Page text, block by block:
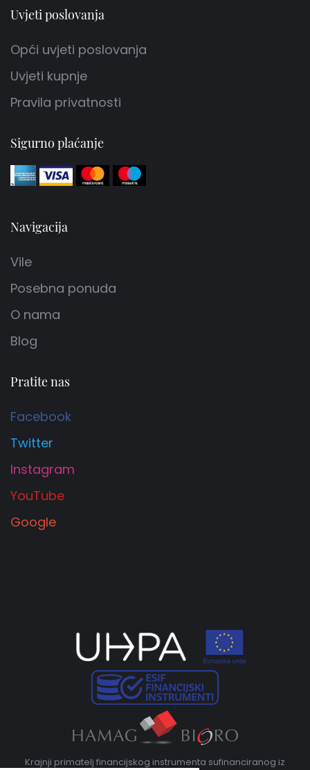
Uvjeti poslovanja
Opći uvjeti poslovanja
Uvjeti kupnje
Pravila privatnosti
Sigurno plaćanje
Navigacija
Vile
Posebna ponuda
O nama
Blog
Pratite nas
Facebook
Twitter
Instagram
YouTube
Google
Krajnji primatelj financijskog instrumenta sufinanciranog iz